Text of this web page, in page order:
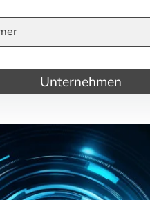
Unternehmen